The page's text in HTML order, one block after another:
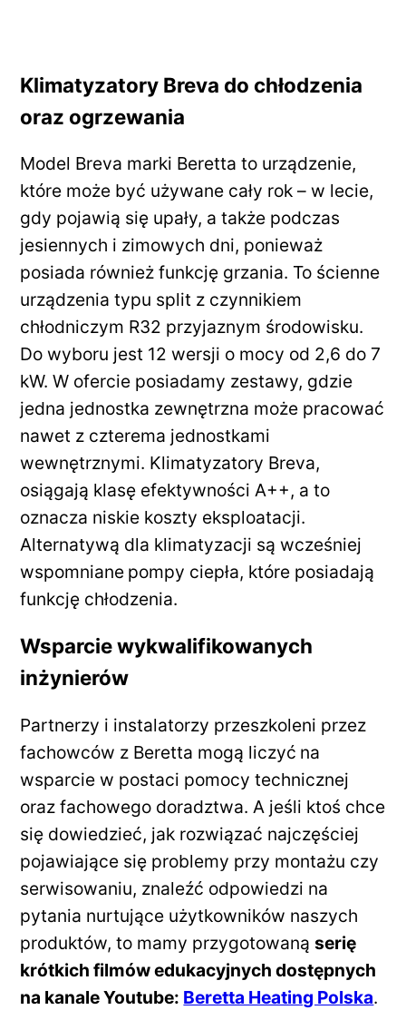
Klimatyzatory Breva do chłodzenia
oraz ogrzewania
Model Breva marki Beretta to urządzenie,
które może być używane cały rok – w lecie,
gdy pojawią się upały, a także podczas
jesiennych i zimowych dni, ponieważ
posiada również funkcję grzania. To ścienne
urządzenia typu split z czynnikiem
chłodniczym R32 przyjaznym środowisku.
Do wyboru jest 12 wersji o mocy od 2,6 do 7
kW. W ofercie posiadamy zestawy, gdzie
jedna jednostka zewnętrzna może pracować
nawet z czterema jednostkami
wewnętrznymi. Klimatyzatory Breva,
osiągają klasę efektywności A++, a to
oznacza niskie koszty eksploatacji.
Alternatywą dla klimatyzacji są wcześniej
wspomniane pompy ciepła, które posiadają
funkcję chłodzenia.
Wsparcie wykwalifikowanych
inżynierów
Partnerzy i instalatorzy przeszkoleni przez
fachowców z Beretta mogą liczyć na
wsparcie w postaci pomocy technicznej
oraz fachowego doradztwa. A jeśli ktoś chce
się dowiedzieć, jak rozwiązać najczęściej
pojawiające się problemy przy montażu czy
serwisowaniu, znaleźć odpowiedzi na
pytania nurtujące użytkowników naszych
produktów, to mamy przygotowanąserię
krótkich filmów edukacyjnych dostępnych
na kanale Youtube: Beretta Heating Polska.